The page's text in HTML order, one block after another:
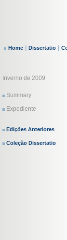
Home Dissertatio
Inverno de 2009
Summary
Expediente
Edições Anteriores
Coleção Dissertatio